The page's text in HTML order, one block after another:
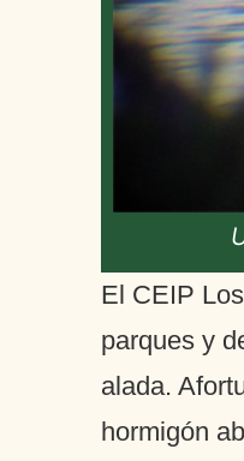
El CEIP
parques y
alada.
hormigón